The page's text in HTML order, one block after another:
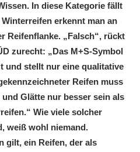
In diese Kategorie fällt
erkennt man an
Reifenflanke. „Falsch“, rückt
zurecht: „Das M+S-Symbol
und stellt nur eine qualitative
Reifen muss
Glätte nur besser sein als
Wie viele solcher
weiß wohl niemand.
gilt, ein Reifen, der als